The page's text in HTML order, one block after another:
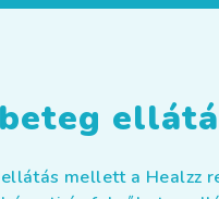
mellett a Healzz